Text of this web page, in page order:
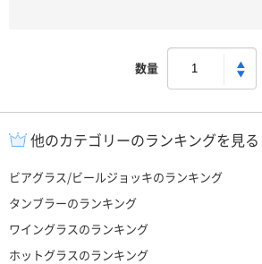
数量
他のカテゴリーのランキングを見る
ビアグラス/ビールジョッキのランキング
タンブラーのランキング
ワイングラスのランキング
ホットグラスのランキング